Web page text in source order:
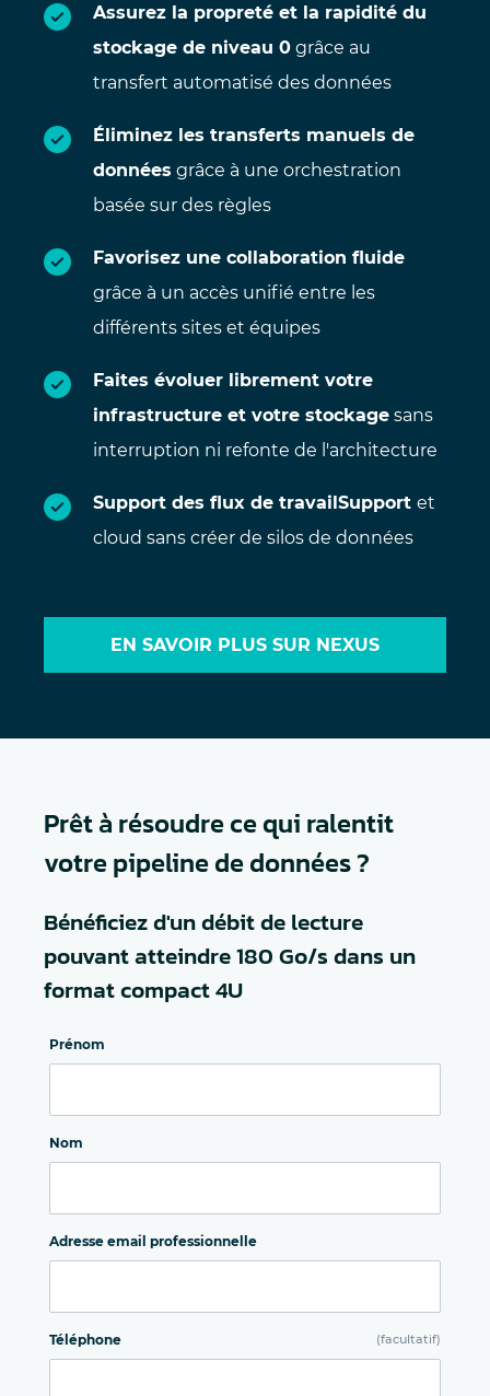
Assurez la propreté et la rapidité du
stockage de niveau 0 grâce au
transfert automatisé des données
Éliminez les transferts manuels de
données grâce à une orchestration
basée sur des règles
Favorisez une collaboration fluide
grâce à un accès unifié entre les
différents sites et équipes
Faites évoluer librement votre
infrastructure et votre stockage sans
interruption ni refonte de l'architecture
Support des flux de travailSupport et
cloud sans créer de silos de données
EN SAVOIR PLUS SUR NEXUS
Prêt à résoudre ce qui ralentit
votre pipeline de données ?
Bénéficiez d'un débit de lecture
pouvant atteindre 180 Go/s dans un
format compact 4U
Prénom
Nom
Adresse email professionnelle
Téléphone (facultatif)